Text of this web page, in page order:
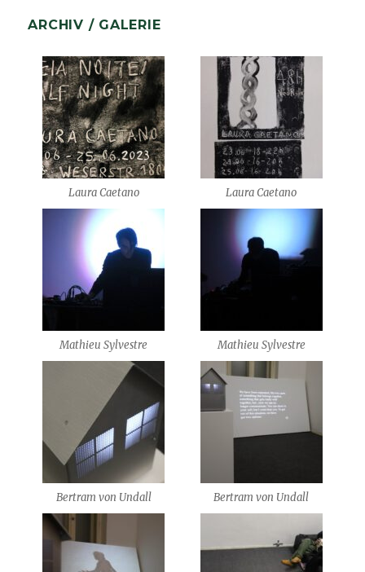
ARCHIV / GALERIE
Laura Caetano Laura Caetano
Mathieu Sylvestre Mathieu Sylvestre
Bertram von Undall Bertram von Undall